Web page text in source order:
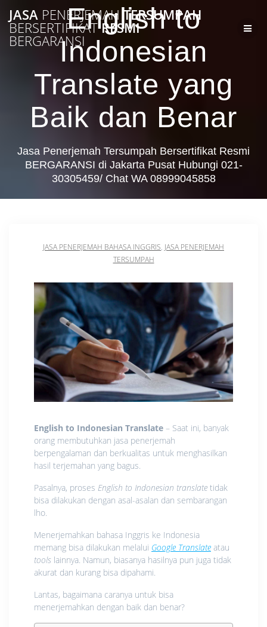
to
content
JASA PENERJEMAH TERSUMPAH
BERSERTIFIKATRESMI
BERGARANSI
English to
Indonesian
Translate yang
Baik dan Benar
Jasa Penerjemah Tersumpah Bersertifikat Resmi
BERGARANSI di Jakarta Pusat Hubungi 021-
30305459/ Chat WA 08999045858
JASA PENERJEMAH BAHASA INGGRIS, JASA PENERJEMAH
TERSUMPAH
English to Indonesian Translate – Saat ini, banyak
orang membutuhkan jasa penerjemah
berpengalaman dan berkualitas untuk menghasilkan
hasil terjemahan yang bagus.
Pasalnya, proses English to Indonesian translate tidak
bisa dilakukan dengan asal-asalan dan sembarangan
lho.
Menerjemahkan bahasa Inggris ke Indonesia
memang bisa dilakukan melalui Google Translate atau
tools lainnya. Namun, biasanya hasilnya pun juga tidak
akurat dan kurang bisa dipahami.
Lantas, bagaimana caranya untuk bisa
menerjemahkan dengan baik dan benar?